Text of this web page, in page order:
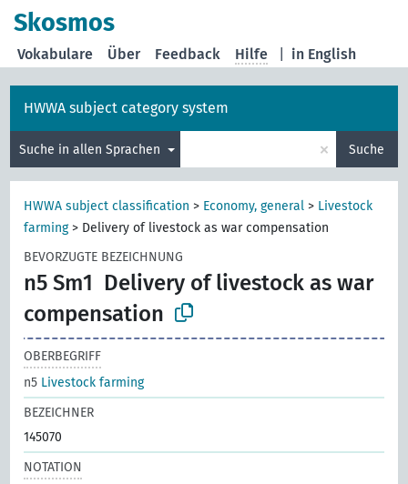
Skosmos
in English
Vokabulare Über Feedback Hilfe
HWWA subject category system
Suche in allen Sprachen × Suche
HWWA subject classification > Economy, general > Livestock
farming> Delivery of livestock as war compensation
BEVORZUGTE BEZEICHNUNG
n5 Sm1 Delivery of livestock as war
compensation
OBERBEGRIFF
n5 Livestock farming
BEZEICHNER
145070
NOTATION